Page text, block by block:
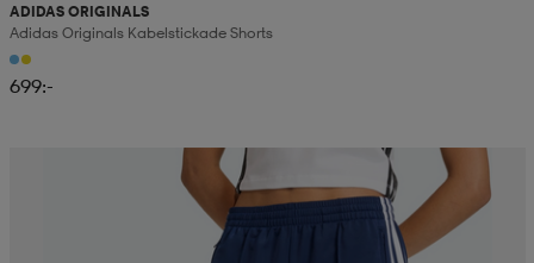
ADIDAS ORIGINALS
Adidas Originals Kabelstickade Shorts
699:-